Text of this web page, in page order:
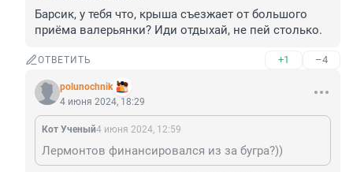
Барсик, у тебя что, крыша съезжает от большого
приёма валерьянки? Иди отдыхай, не пей столько.
ОТВЕТИТЬ +1 –4
polunochnik
4 июня 2024, 18:29
Кот Ученый4 июня 2024, 12:59
Лермонтов финансировался из за бугра?))